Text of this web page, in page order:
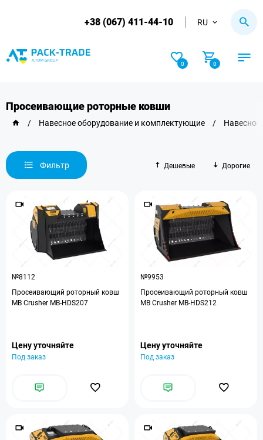
+38 (067) 411-44-10 RU
0 0
Просеивающие роторные ковши
/ Навесное оборудование и комплектующие / Навесное
Фильтр Дешевые Дорогие
№8112
Просеивающий роторный ковш
MB Crusher MB-HDS207
Цену уточняйте
Под заказ
№9953
Просеивающий роторный ковш
MB Crusher MB-HDS212
Цену уточняйте
Под заказ